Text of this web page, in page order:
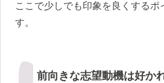
ここで少しでも印象を良くするポ
す。
前向きな志望動機は好か